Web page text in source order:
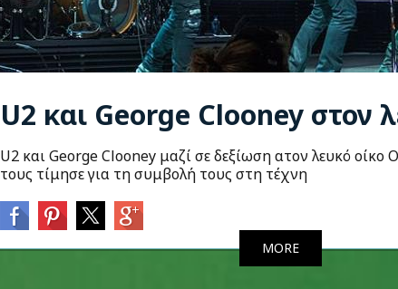
U2 και George Clooney στον
U2 και George Clooney μαζί σε δεξίωση ατον λευκό οίκο
τους τίμησε για τη συμβολή τους στη τέχνη
MORE